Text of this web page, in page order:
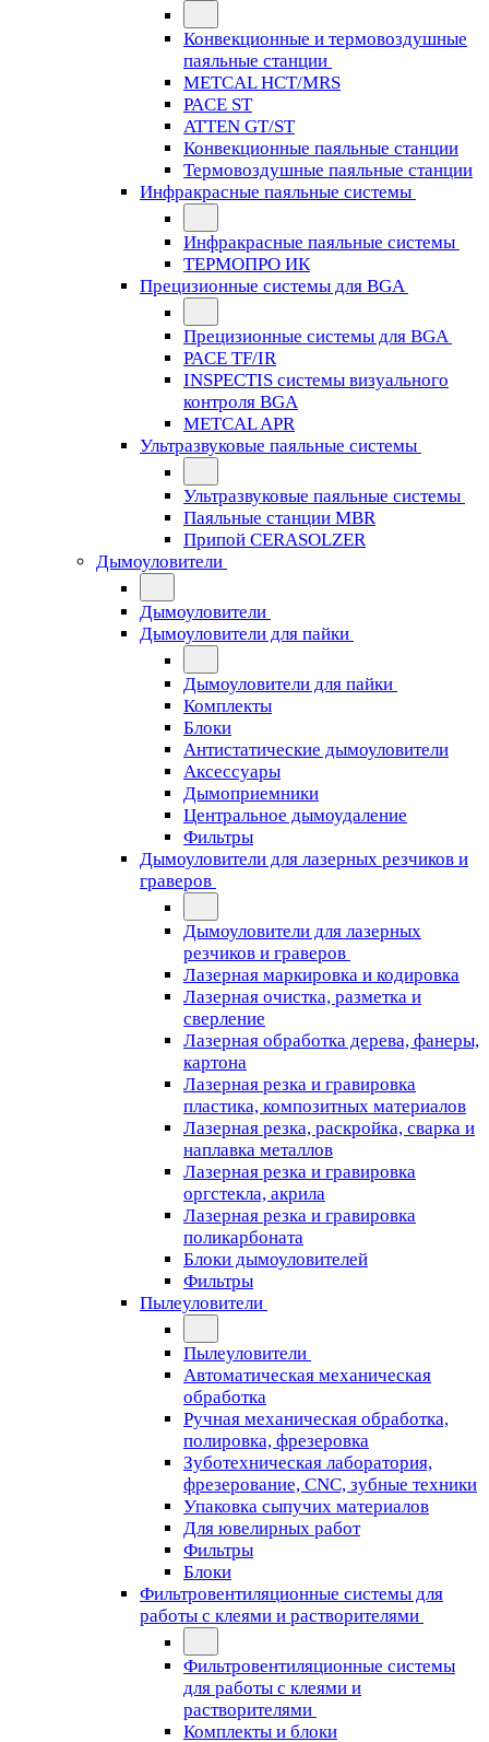
Конвекционные и термовоздушные
паяльные станции
METCAL HCT/MRS
PACE ST
ATTEN GT/ST
Конвекционные паяльные станции
Термовоздушные паяльные станции
Инфракрасные паяльные системы
Инфракрасные паяльные системы
ТЕРМОПРО ИК
Прецизионные системы для BGA
Прецизионные системы для BGA
PACE TF/IR
INSPECTIS системы визуального
контроля BGA
METCAL APR
Ультразвуковые паяльные системы
Ультразвуковые паяльные системы
Паяльные станции MBR
Припой CERASOLZER
Дымоуловители
Дымоуловители
Дымоуловители для пайки
Дымоуловители для пайки
Комплекты
Блоки
Антистатические дымоуловители
Аксессуары
Дымоприемники
Центральное дымоудаление
Фильтры
Дымоуловители для лазерных резчиков и
граверов
Дымоуловители для лазерных
резчиков и граверов
Лазерная маркировка и кодировка
Лазерная очистка, разметка и
сверление
Лазерная обработка дерева, фанеры,
картона
Лазерная резка и гравировка
пластика, композитных материалов
Лазерная резка, раскройка, сварка и
наплавка металлов
Лазерная резка и гравировка
оргстекла, акрила
Лазерная резка и гравировка
поликарбоната
Блоки дымоуловителей
Фильтры
Пылеуловители
Пылеуловители
Автоматическая механическая
обработка
Ручная механическая обработка,
полировка, фрезеровка
Зуботехническая лаборатория,
фрезерование, CNC, зубные техники
Упаковка сыпучих материалов
Для ювелирных работ
Фильтры
Блоки
Фильтровентиляционные системы для
работы с клеями и растворителями
Фильтровентиляционные системы
для работы с клеями и
растворителями
Комплекты и блоки